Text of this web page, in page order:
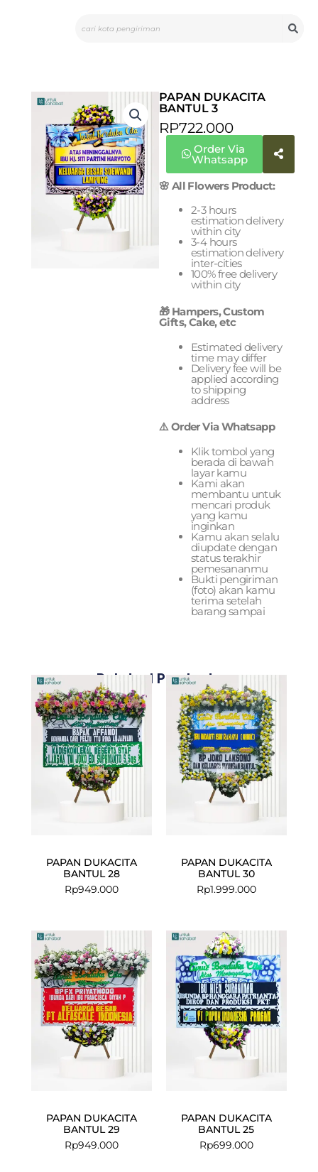
PAPAN DUKACITA
BANTUL 3
RP722.000
Order Via
Whatsapp
🌸 All Flowers Product:
2-3 hours
estimation delivery
within city
3-4 hours
estimation delivery
inter-cities
100% free delivery
within city
🎁 Hampers, Custom
Gifts, Cake, etc
Estimated delivery
time may differ
Delivery fee will be
applied according
to shipping
address
⚠️ Order Via Whatsapp
Klik tombol yang
berada di bawah
layar kamu
Kami akan
membantu untuk
mencari produk
yang kamu
inginkan
Kamu akan selalu
diupdate dengan
status terakhir
pemesananmu
Bukti pengiriman
(foto) akan kamu
terima setelah
barang sampai
Related Products
PAPAN DUKACITA
BANTUL 28
Rp949.000
PAPAN DUKACITA
BANTUL 30
Rp1.999.000
PAPAN DUKACITA
BANTUL 29
Rp949.000
PAPAN DUKACITA
BANTUL 25
Rp699.000